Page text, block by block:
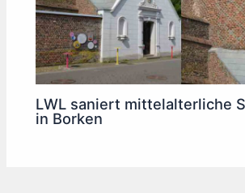
LWL saniert mittelalterliche
in Borken